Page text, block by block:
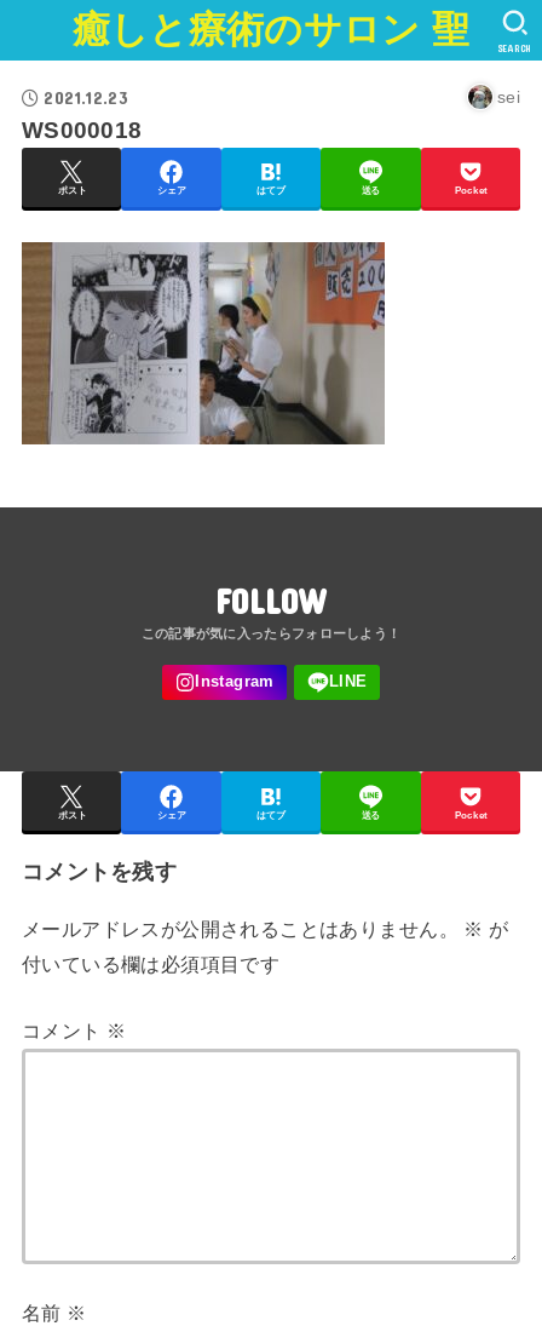
癒しと療術のサロン 聖 SEARCH
2021.12.23 sei
WS000018
ポスト シェア はてブ 送る Pocket
FOLLOW
ポスト シェア はてブ 送る Pocket
コメントを残す
メールアドレスが公開されることはありません。 ※ が
付いている欄は必須項目です
コメント ※
名前 ※